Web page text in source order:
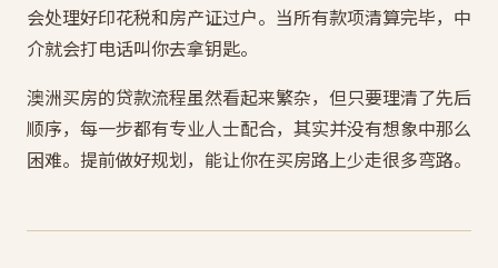
会处理好印花税和房产证过户。当所有款项清算完毕，中
介就会打电话叫你去拿钥匙。
澳洲买房的贷款流程虽然看起来繁杂，但只要理清了先后
顺序，每一步都有专业人士配合，其实并没有想象中那么
困难。提前做好规划，能让你在买房路上少走很多弯路。